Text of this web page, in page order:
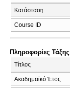
Κατάσταση
Course ID
Πληροφορίες Τάξης
Τίτλος
Ακαδημαϊκό Έτος